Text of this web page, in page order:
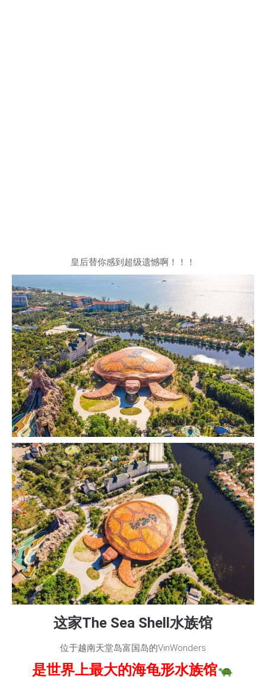
皇后替你感到超级遗憾啊！！！
这家The Sea Shell水族馆
位于越南天堂岛富国岛的VinWonders
是世界上最大的海龟形水族馆